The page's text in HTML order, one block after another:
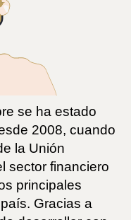
se ha estado
2008, cuando
la Unión
sector financiero
principales
Gracias a